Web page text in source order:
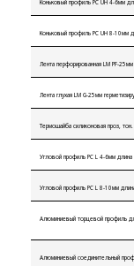
Коньковый профиль PC UH 4-6мм
Коньковый профиль PC UH 8-10мм
Лента перфорированная LM PF-25мм
Лента глухая LM G-25мм
Термошайба силиконовая проз, тон.
Угловой профиль PC L 4-6мм
Угловой профиль PC L 8-10мм
Алюминиевый торцевой профиль
Алюминиевый соединительный